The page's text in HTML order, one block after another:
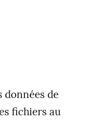
données de
fichiers au